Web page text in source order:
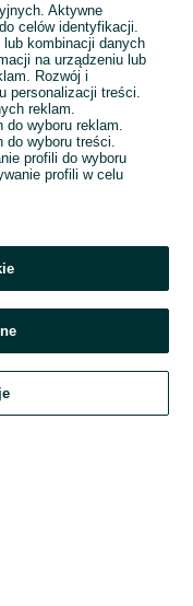
wskazanych powyżej,
aktualnym brzmieniu.
Aktywne
celów identyfikacji.
kombinacji danych
na urządzeniu lub
Rozwój i
personalizacji treści.
reklam.
wyboru reklam.
wyboru treści.
profili do wyboru
profili w celu